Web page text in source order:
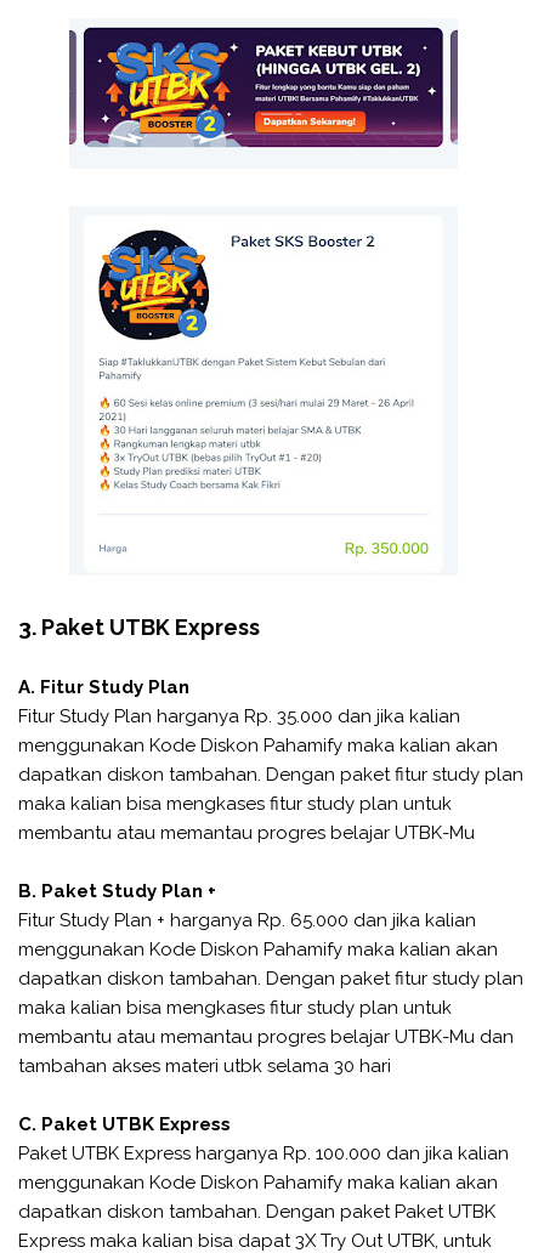
3. Paket UTBK Express
A. Fitur Study Plan
Fitur Study Plan harganya Rp. 35.000 dan jika kalian
menggunakan Kode Diskon Pahamify maka kalian akan
dapatkan diskon tambahan. Dengan paket fitur study plan
maka kalian bisa mengkases fitur study plan untuk
membantu atau memantau progres belajar UTBK-Mu
B. Paket Study Plan +
Fitur Study Plan + harganya Rp. 65.000 dan jika kalian
menggunakan Kode Diskon Pahamify maka kalian akan
dapatkan diskon tambahan. Dengan paket fitur study plan
maka kalian bisa mengkases fitur study plan untuk
membantu atau memantau progres belajar UTBK-Mu dan
tambahan akses materi utbk selama 30 hari
C. Paket UTBK Express
Paket UTBK Express harganya Rp. 100.000 dan jika kalian
menggunakan Kode Diskon Pahamify maka kalian akan
dapatkan diskon tambahan. Dengan paketPaket UTBK
Express maka kalian bisa dapat 3X Try Out UTBK, untuk